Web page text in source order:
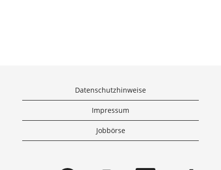
Datenschutzhinweise
Impressum
Jobbörse